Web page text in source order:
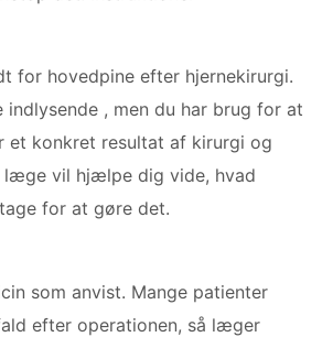
for hovedpine efter hjernekirurgi.
indlysende , men du har brug for at
et konkret resultat af kirurgi og
læge vil hjælpe dig vide, hvad
for at gøre det.
som anvist. Mange patienter
efter operationen, så læger